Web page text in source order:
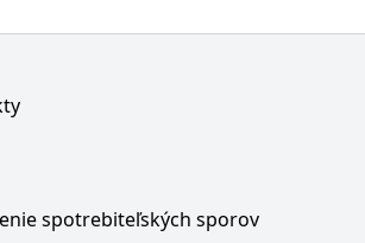
spotrebiteľských sporov